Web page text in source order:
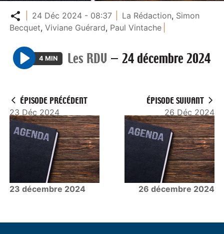
Partager
24 Déc 2024 - 08:37 La Rédaction, Simon
Becquet,Viviane Guérard, Paul Vintache
P
y
4 MIN Les RDV — 24 décembre 2024
ÉPISODE PRÉCÉDENT
23 Déc 2024
23 décembre 2024
ÉPISODE SUIVANT
26 Déc 2024
26 décembre 2024